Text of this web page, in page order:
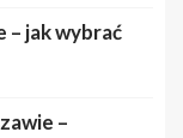
– jak wybrać
–